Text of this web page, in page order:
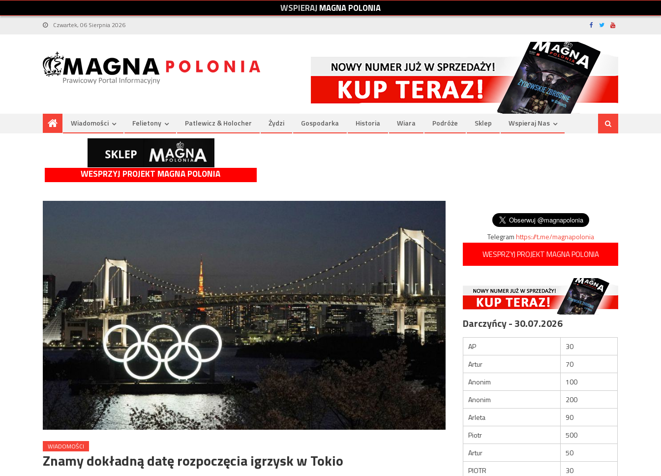
WSPIERAJMAGNAPOLONIA
Czwartek, 06 Sierpnia 2026
Wiadomości Felietony Patlewicz & Holocher Żydzi Gospodarka Historia Wiara Podróże Sklep Wspieraj Nas
WESPRZYJ PROJEKT MAGNA POLONIA
WIADOMOŚCI
Znamy dokładną datę rozpoczęcia igrzysk w Tokio
Telegramhttps://t.me/magnapolonia
WESPRZYJ PROJEKT MAGNA POLONIA
Darczyńcy - 30.07.2026
AP
30
Artur
70
Anonim
100
Anonim
200
Arleta
90
Piotr
500
Artur
50
PIOTR
30